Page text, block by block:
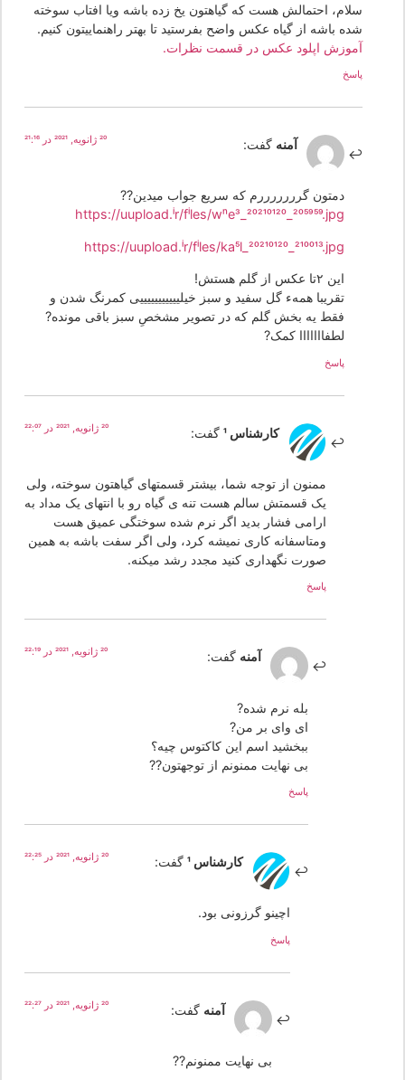
سلام، احتمالش هست که گیاهتون یخ زده باشه ویا افتاب سوخته
شده باشه از گیاه عکس واضح بفرستید تا بهتر راهنماییتون کنیم.
آموزش اپلود عکس در قسمت نظرات.
آمنه گفت:
دمتون گرررررررم که سریع جواب میدین??
https://uupload.ir/files/wne3_20210120_205959.jpg
https://uupload.ir/files/ka5l_20210120_210013.jpg
تقریبا همهء گل سفید و سبز خیلیییییییییییی کمرنگ شدن و
فقط یه بخش گلم که در تصویر مشخصِ سبز باقی مونده?
لطفااااااا کمک?
کارشناس 1 گفت:
ممنون از توجه شما، بیشتر قسمتهای گیاهتون سوخته، ولی
یک قسمتش سالم هست تنه ی گیاه رو با انتهای یک مداد به
ارامی فشار بدید اگر نرم شده سوختگی عمیق هست
ومتاسفانه کاری نمیشه کرد، ولی اگر سفت باشه به همین
صورت نگهداری کنید مجدد رشد میکنه.
آمنه گفت:
بله نرم شده?
ای وای بر من?
ببخشید اسم این کاکتوس چیه؟
بی نهایت ممنونم از توجهتون??
کارشناس 1 گفت:
اچینو گرزونی بود.
آمنه گفت:
بی نهایت ممنونم??